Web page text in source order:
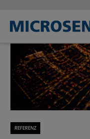
REFERENZ